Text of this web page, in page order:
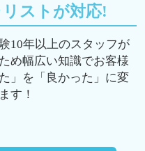
ストが対応!
10年以上のスタッフが
め幅広い知識でお客様
」を「良かった」に変
す！